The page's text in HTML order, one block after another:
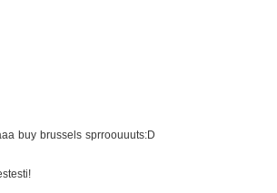
buy brussels sprroouuuts:D